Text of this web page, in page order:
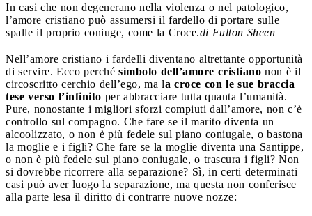
In casi che non degenerano nella violenza o nel patologico,
l’amore cristiano può assumersi il fardello di portare sulle
spalle il proprio coniuge, come la Croce.di Fulton Sheen
Nell’amore cristiano i fardelli diventano altrettante opportunità
di servire. Ecco perché simbolo dell’amore cristiano non è il
circoscritto cerchio dell’ego, ma la croce con le sue braccia
tese verso l’infinito per abbracciare tutta quanta l’umanità.
Pure, nonostante i migliori sforzi compiuti dall’amore, non c’è
controllo sul compagno. Che fare se il marito diventa un
alcoolizzato, o non è più fedele sul piano coniugale, o bastona
la moglie e i figli? Che fare se la moglie diventa una Santippe,
o non è più fedele sul piano coniugale, o trascura i figli? Non
si dovrebbe ricorrere alla separazione? Sì, in certi determinati
casi può aver luogo la separazione, ma questa non conferisce
alla parte lesa il diritto di contrarre nuove nozze: